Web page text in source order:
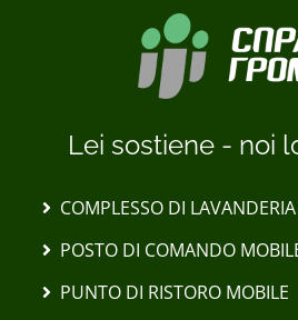
Lei sostiene - noi
COMPLESSO DI
POSTO DI COMANDO
PUNTO DI RISTORO MOBILE